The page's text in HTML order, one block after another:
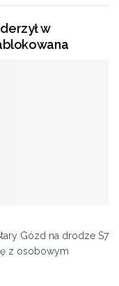
w
Gózd na drodze S7
z osobowym